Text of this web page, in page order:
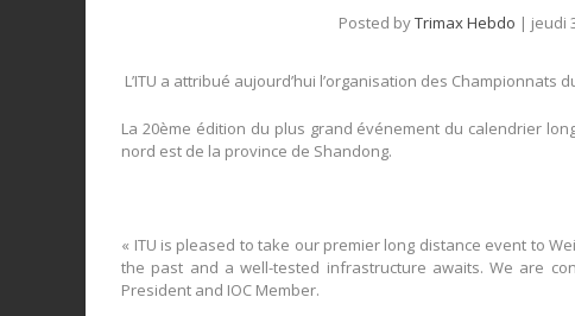
Posted byTrimax Hebdo | jeudi
L’ITU a attribué aujourd’hui l’organisation des Championnats
La 20ème édition du plus grand événement du calendrier
nord est de la province de Shandong.
« ITU is pleased to take our premier long distance event to
the past and a well-tested infrastructure awaits. We are
President and IOC Member.